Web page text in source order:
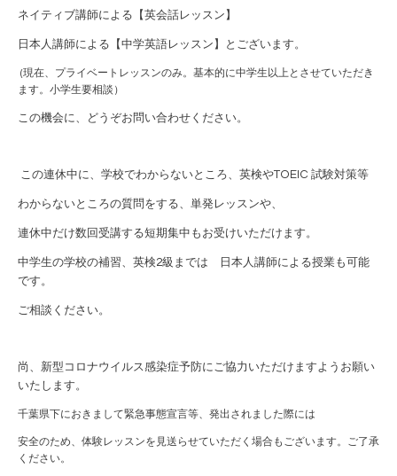
ネイティブ講師による【英会話レッスン】
日本人講師による【中学英語レッスン】とございます。
(現在、プライベートレッスンのみ。基本的に中学生以上とさせていただき
ます。小学生要相談）
この機会に、どうぞお問い合わせ ください。
この連休中に、学校でわからないところ、英検やTOEIC 試験対策等
わからないところの質問をする、単発レッスンや、
連休中だけ数回受講する短期集中もお受けいただけます。
中学生の学校の補習、英検2級までは 日本人講師による授業も可能
です。
ご相談 ください。
尚、新型コロナウイルス感染症予防にご協力いただけますようお願い
いたします。
千葉県下におきまして緊急事態宣言等、発出されました際には
安全のため、体験レッスンを見送らせていただく場合もございます。ご了承
ください。